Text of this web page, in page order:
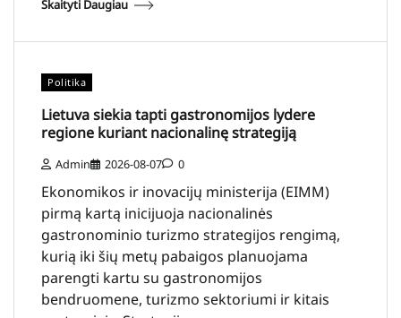
Skaityti Daugiau
Politika
Lietuva siekia tapti gastronomijos lydere
regione kuriant nacionalinę strategiją
Admin 2026-08-07 0
Ekonomikos ir inovacijų ministerija (EIMM)
pirmą kartą inicijuoja nacionalinės
gastronominio turizmo strategijos rengimą,
kurią iki šių metų pabaigos planuojama
parengti kartu su gastronomijos
bendruomene, turizmo sektoriumi ir kitais